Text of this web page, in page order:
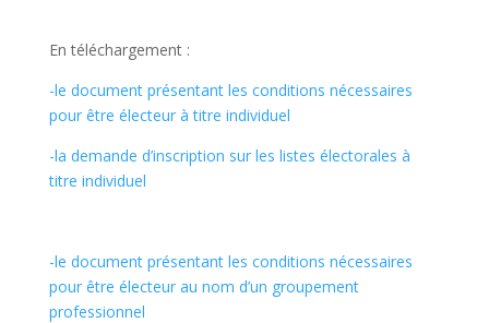
En téléchargement :
-le document présentant les conditions nécessaires
pour être électeur à titre individuel
-la demande d’inscription sur les listes électorales à
titre individuel
-le document présentant les conditions nécessaires
pour être électeur au nom d’un groupement
professionnel